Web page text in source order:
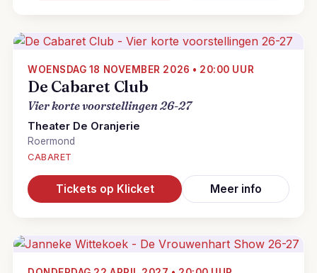
WOENSDAG 18 NOVEMBER 2026 • 20:00 UUR
De Cabaret Club
Vier korte voorstellingen 26-27
Theater De Oranjerie
Roermond
CABARET
Tickets op Klicket Meer info